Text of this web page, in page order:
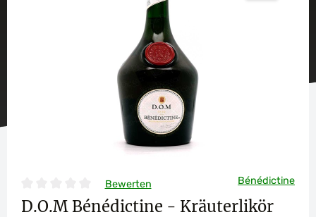
Durchschnittliche Bewertung von 0 von 5 Sternen
Bewerten Bénédictine
D.O.M Bénédictine - Kräuterlikör